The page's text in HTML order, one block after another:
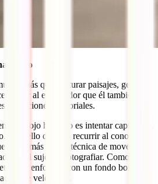
más que capturar paisajes, gentes y
sentir al espectador que él también está
sensaciones sensoriales.
al ojo humano es intentar capturar el
Para ello deberás recurrir al conocido
no es más que la técnica de mover la
que el sujeto a fotografiar. Como
bien enfocado con un fondo borroso
de velocidad.